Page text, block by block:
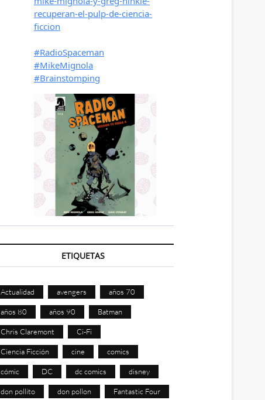
ETIQUETAS
Actualidad avengers años 70
años 80 años 90 Batman
Chris Claremont Ci-Fi
Ciencia Ficción cine comics
cómic DC dc comics disney
don pollito don pollon Fantastic Four